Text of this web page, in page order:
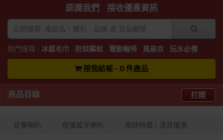
認識我們 接收優惠資訊
熱門搜尋 : 冰感毛巾 防蚊驅蚊 電動輪椅 風扇衣 玩水必備
按我結帳 - 0 件產品
商品目錄 打開
音響喇叭 便攜藍牙喇叭 限時特價 / 清貨優惠